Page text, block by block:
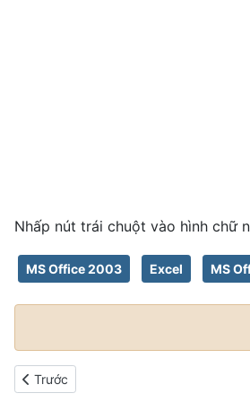
Nhấp nút trái chuột vào hình chữ
MS Office 2003 Excel MS
Bài viết trước: Cách di chuyển và sao
Trước